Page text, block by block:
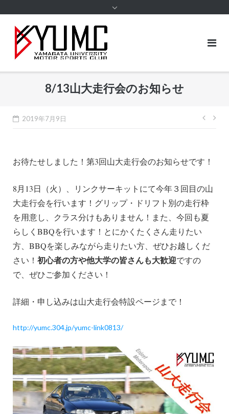
8/13山大走行会のお知らせ
2019年7月9日
投
ビ
ー
シ
ン
お待たせしました！第3回山大走行会のお知らせです！
8月13日（火）、リンクサーキットにて今年３回目の山
大走行会を行います！ グリップ・ドリフト別の走行枠
を用意し、クラス分けもありません！また、今回も夏
らしくBBQを行います！とにかくたくさん走りたい
方、BBQを楽しみながら走りたい方、ぜひお越しくだ
さい！ 初心者の方や他大学の皆さんも大歓迎ですの
で、ぜひご参加ください！
詳細・申し込みは山大走行会特設ページまで！
http://yumc.304.jp/yumc-link0813/